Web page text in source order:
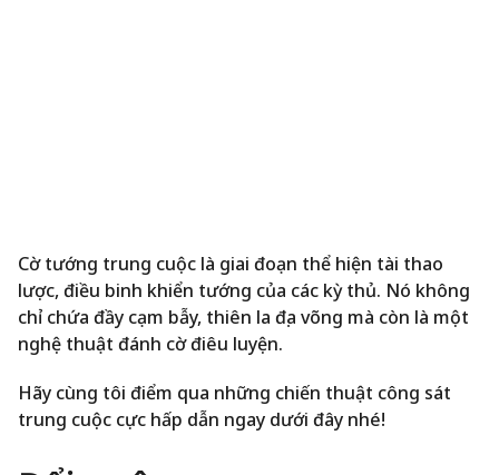
Cờ tướng trung cuộc là giai đoạn thể hiện tài thao
lược, điều binh khiển tướng của các kỳ thủ. Nó không
chỉ chứa đầy cạm bẫy, thiên la địa võng mà còn là một
nghệ thuật đánh cờ điêu luyện.
Hãy cùng tôi điểm qua những chiến thuật công sát
trung cuộc cực hấp dẫn ngay dưới đây nhé!